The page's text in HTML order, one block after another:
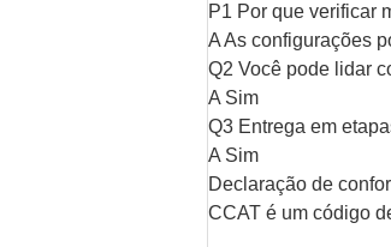
P1 Por que verificar
A As configurações
Q2 Você pode lidar
A Sim
Q3 Entrega em
A Sim
Declaração de
CCAT é um código